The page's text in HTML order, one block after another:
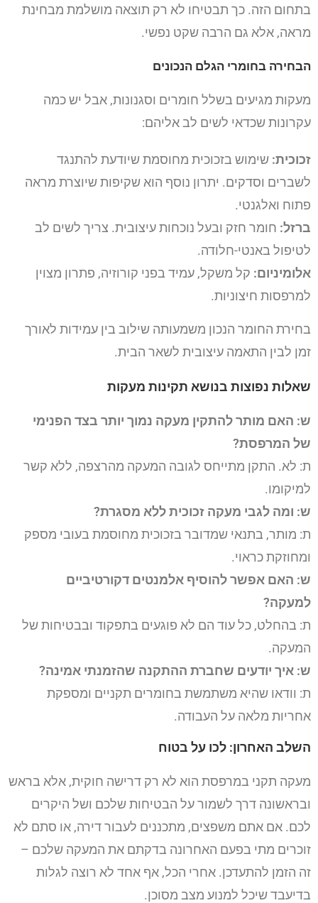
בתחום הזה. כך תבטיחו לא רק תוצאה מושלמת מבחינת
מראה, אלא גם הרבה שקט נפשי.
הבחירה בחומרי הגלם הנכונים
מעקות מגיעים בשלל חומרים וסגנונות, אבל יש כמה
עקרונות שכדאי לשים לב אליהם:
זכוכית: שימוש בזכוכית מחוסמת שיודעת להתנגד
לשברים וסדקים. יתרון נוסף הוא שקיפות שיוצרת מראה
פתוח ואלגנטי.
ברזל: חומר חזק ובעל נוכחות עיצובית. צריך לשים לב
לטיפול באנטי-חלודה.
אלומיניום: קל משקל, עמיד בפני קורוזיה, פתרון מצוין
למרפסות חיצוניות.
בחירת החומר הנכון משמעותה שילוב בין עמידות לאורך
זמן לבין התאמה עיצובית לשאר הבית.
שאלות נפוצות בנושא תקינות מעקות
ש: האם מותר להתקין מעקה נמוך יותר בצד הפנימי
של המרפסת?
ת: לא. התקן מתייחס לגובה המעקה מהרצפה, ללא קשר
למיקומו.
ש: ומה לגבי מעקה זכוכית ללא מסגרת?
ת: מותר, בתנאי שמדובר בזכוכית מחוסמת בעובי מספק
ומחוזקת כראוי.
ש: האם אפשר להוסיף אלמנטים דקורטיביים
למעקה?
ת: בהחלט, כל עוד הם לא פוגעים בתפקוד ובבטיחות של
המעקה.
ש: איך יודעים שחברת ההתקנה שהזמנתי אמינה?
ת: וודאו שהיא משתמשת בחומרים תקניים ומספקת
אחריות מלאה על העבודה.
השלב האחרון: לכו על בטוח
מעקה תקני במרפסת הוא לא רק דרישה חוקית, אלא בראש
ובראשונה דרך לשמור על הבטיחות שלכם ושל היקרים
לכם. אם אתם משפצים, מתכננים לעבור דירה, או סתם לא
זוכרים מתי בפעם האחרונה בדקתם את המעקה שלכם –
זה הזמן להתעדכן. אחרי הכל, אף אחד לא רוצה לגלות
בדיעבד שיכל למנוע מצב מסוכן.